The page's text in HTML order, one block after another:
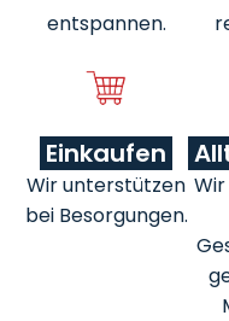
entspannen.
Einkaufen
Wir unterstützen
bei Besorgungen.